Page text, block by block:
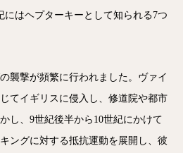
にはヘプターキーとして知られる7つ
襲撃が頻繁に行われました。ヴァイ
てイギリスに侵入し、修道院や都市
し、9世紀後半から10世紀にかけて
ングに対する抵抗運動を展開し、彼